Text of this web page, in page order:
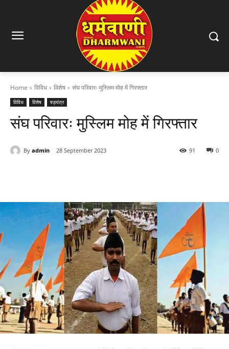
Home विविध विशेष संघ परिवारः मुस्लिम मोह में गिरफ्तार
विविध विशेष षड़यंत्र
संघ परिवारः मुस्लिम मोह में गिरफ्तार
By admin 28 September 2023 0
91